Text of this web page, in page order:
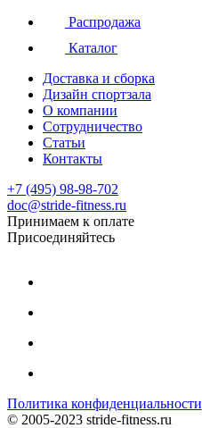
Распродажа
Каталог
Доставка и сборка
Дизайн спортзала
О компании
Сотрудничество
Статьи
Контакты
+7 (495) 98-98-702
doc@stride-fitness.ru
Принимаем к оплате
Присоединяйтесь
Политика конфиденциальности
© 2005-2023 stride-fitness.ru